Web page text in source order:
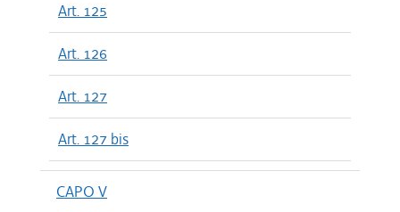
Art. 125
Art. 126
Art. 127
Art. 127 bis
CAPO V